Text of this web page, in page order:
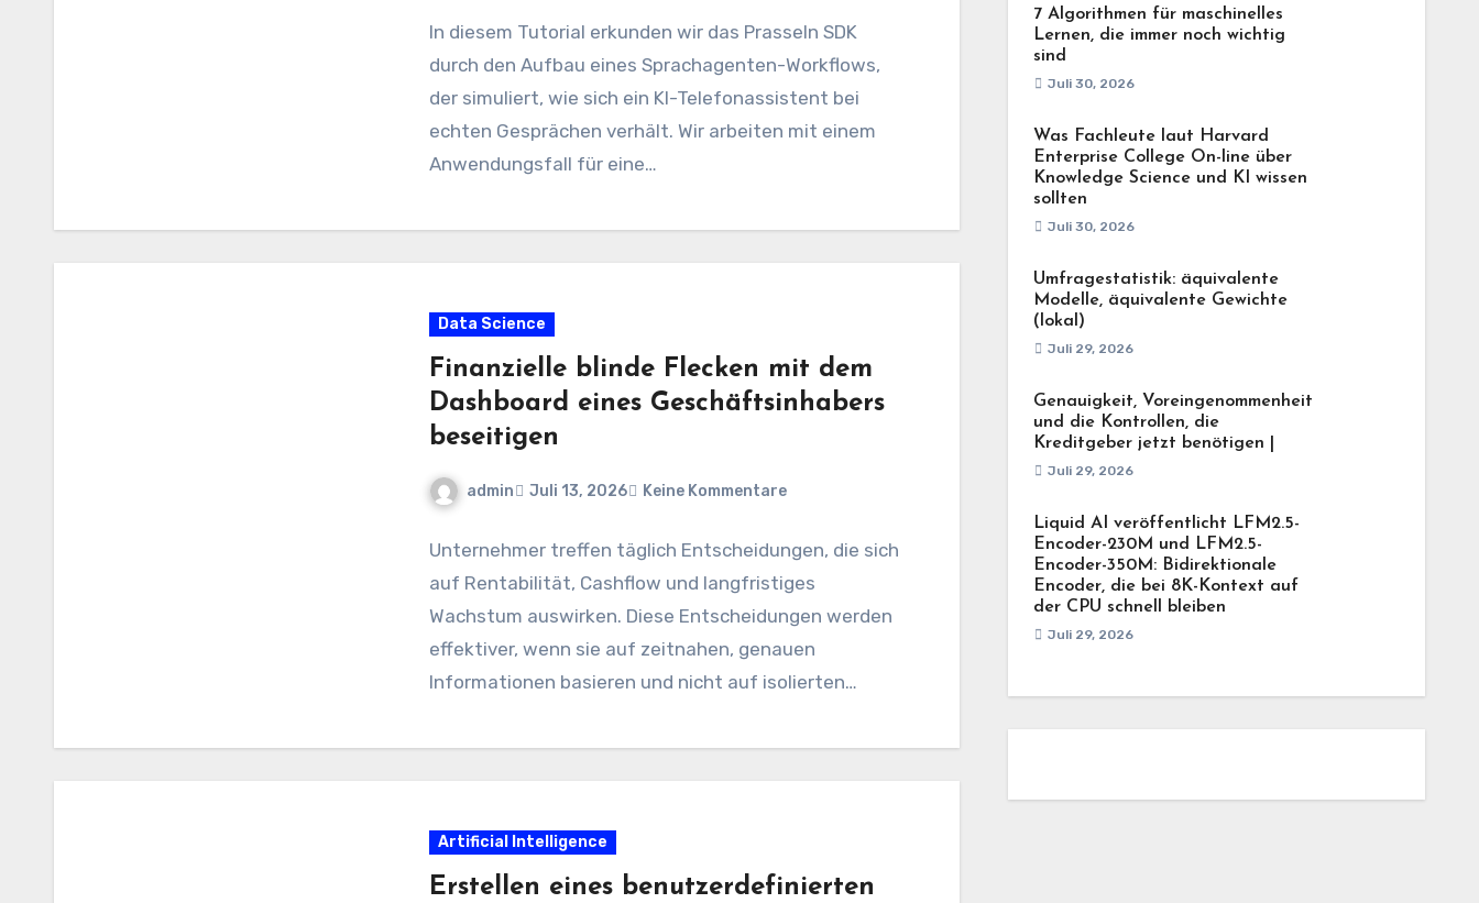
In diesem Tutorial erkunden wir das Prasseln SDK
durch den Aufbau eines Sprachagenten-Workflows,
der simuliert, wie sich ein KI-Telefonassistent bei
echten Gesprächen verhält. Wir arbeiten mit einem
Anwendungsfall für eine…
Data Science
Finanzielle blinde Flecken mit dem
Dashboard eines Geschäftsinhabers
beseitigen
admin Juli 13, 2026 Keine Kommentare
Unternehmer treffen täglich Entscheidungen, die sich
auf Rentabilität, Cashflow und langfristiges
Wachstum auswirken. Diese Entscheidungen werden
effektiver, wenn sie auf zeitnahen, genauen
Informationen basieren und nicht auf isolierten
Artificial Intelligence
Erstellen eines benutzerdefinierten
7 Algorithmen für maschinelles
Lernen, die immer noch wichtig
sind
Juli 30, 2026
Was Fachleute laut Harvard
Enterprise College On-line über
Knowledge Science und KI wissen
sollten
Juli 30, 2026
Umfragestatistik: äquivalente
Modelle, äquivalente Gewichte
(lokal)
Juli 29, 2026
Genauigkeit, Voreingenommenheit
und die Kontrollen, die
Kreditgeber jetzt benötigen |
Juli 29, 2026
Liquid AI veröffentlicht LFM2.5-
Encoder-230M und LFM2.5-
Encoder-350M: Bidirektionale
Encoder, die bei 8K-Kontext auf
der CPU schnell bleiben
Juli 29, 2026